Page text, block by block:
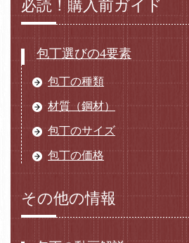
必読！購入前ガイド
包丁選びの4要素
包丁の種類
材質（鋼材）
包丁のサイズ
包丁の価格
その他の情報